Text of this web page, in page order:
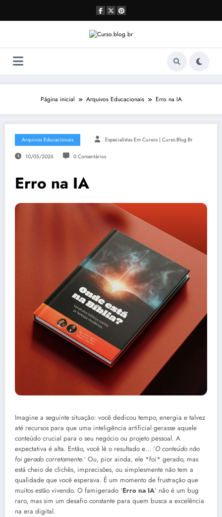
o
Página inicial Arquivos Educacionais Erro na IA
Arquivos Educacionais Especialistas Em Cursos | Curso.blog.br
10/05/2026 0 Comentários
Erro na IA
Imagine a seguinte situação: você dedicou tempo, energia e talvez
até recursos para que uma inteligência artificial gerasse aquele
conteúdo crucial para o seu negócio ou projeto pessoal. A
expectativa é alta. Então, você lê o resultado e… ‘O conteúdo não
foi gerado corretamente.‘ Ou, pior ainda, ele *foi* gerado, mas
está cheio de clichês, imprecisões, ou simplesmente não tem a
qualidade que você esperava. É um momento de frustração que
muitos estão vivendo. O famigerado ‘Erro na IA‘ não é um bug
raro, mas sim um desafio constante para quem busca a excelência
na era digital.